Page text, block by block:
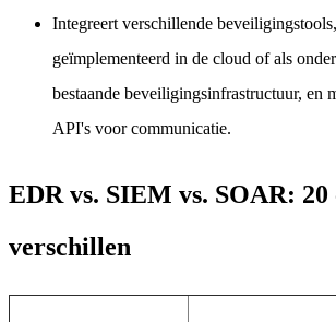
Integreert verschillende
geïmplementeerd in de cloud of als
bestaande beveiligingsinfrastructuur, en
API's voor communicatie.
EDR vs. SIEM vs. SOAR:
verschillen